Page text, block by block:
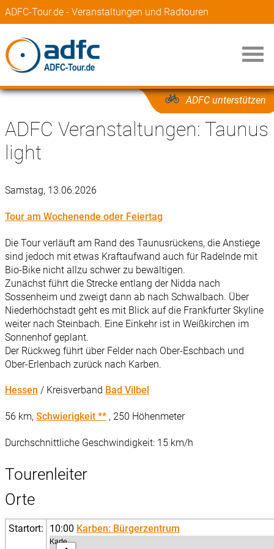
ADFC-Tour.de - Veranstaltungen und Radtouren
ADFC unterstützen
ADFC Veranstaltungen: Taunus
light
Samstag, 13.06.2026
Tour am Wochenende oder Feiertag
Die Tour verläuft am Rand des Taunusrückens, die Anstiege
sind jedoch mit etwas Kraftaufwand auch für Radelnde mit
Bio-Bike nicht allzu schwer zu bewältigen.
Zunächst führt die Strecke entlang der Nidda nach
Sossenheim und zweigt dann ab nach Schwalbach. Über
Niederhöchstadt geht es mit Blick auf die Frankfurter Skyline
weiter nach Steinbach. Eine Einkehr ist in Weißkirchen im
Sonnenhof geplant.
Der Rückweg führt über Felder nach Ober-Eschbach und
Ober-Erlenbach zurück nach Karben.
Hessen / Kreisverband Bad Vilbel
56 km, Schwierigkeit ** , 250 Höhenmeter
Durchschnittliche Geschwindigkeit: 15 km/h
Tourenleiter
Orte
Startort: 10:00 Karben: Bürgerzentrum
Karte